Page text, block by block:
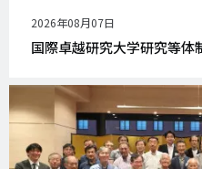
公
開
日
2026年08月07日
国際卓越研究大学研究等体